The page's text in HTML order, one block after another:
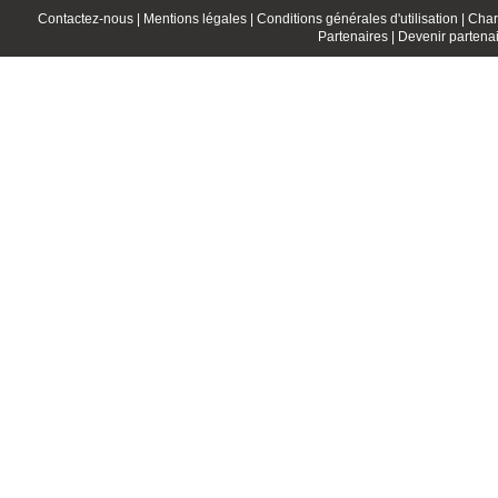
Contactez-nous | Mentions légales | Conditions générales d'utilisation |
Partenaires |
Devenir